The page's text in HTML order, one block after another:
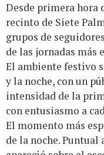
Desde primera hora
recinto de Siete
grupos de
de las jornadas más
El ambiente festivo
y la noche, con un
intensidad de la
con entusiasmo a
El momento más
de la noche. Puntual